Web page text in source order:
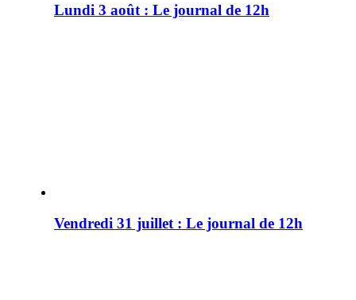
Lundi 3 août : Le journal de 12h
Vendredi 31 juillet : Le journal de 12h